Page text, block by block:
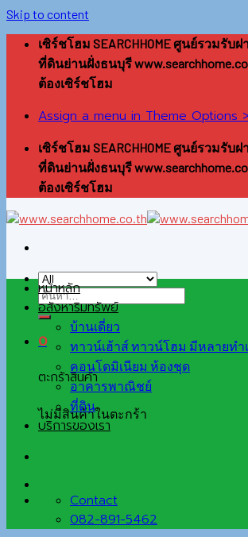
Skip to content
เซิร์ชโฮม SEARCHHOME ศูนย์รวมรับ
ที่ดินย่านฝั่งธนบุรี
ต้องเซิร์ชโฮม
Assign a menu in Theme Options
เซิร์ชโฮม SEARCHHOME ศูนย์รวมรับ
ที่ดินย่านฝั่งธนบุรี
ต้องเซิร์ชโฮม
0
ตะกร้าสินค้า
ไม่มีสินค้าในตะกร้า
หน้าหลัก
อสังหาริมทรัพย์
บ้านเดี่ยว
ทาวน์เฮ้าส์ ทาวน์โฮม มีหลายทำ
คอนโดมิเนียม ห้องชุด
อาคารพาณิชย์
ที่ดิน
บริการของเรา
Contact
082-891-5462